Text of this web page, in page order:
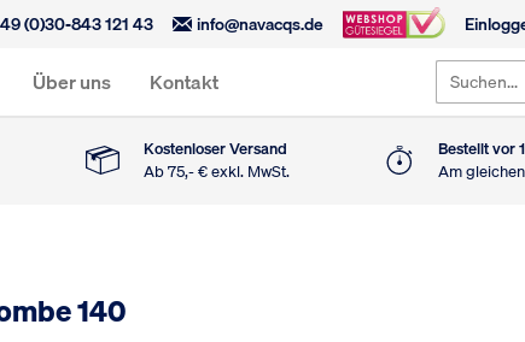
(0)30-843 121 43 info@navacqs.de
Über uns Kontakt Suchen...
Kostenloser Versand
Ab 75,- € exkl. MwSt.
Bestellt vor
Am
140